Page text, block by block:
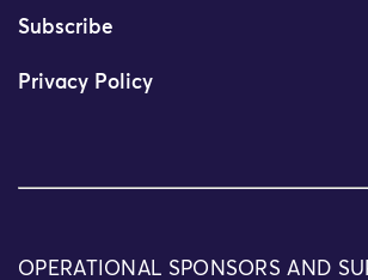
Subscribe
Privacy Policy
OPERATIONAL SPONSORS AND